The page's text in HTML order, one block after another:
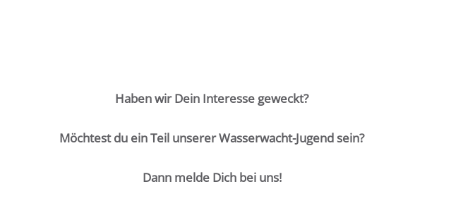
Haben wir Dein Interesse geweckt?
Möchtest du ein Teil unserer Wasserwacht-Jugend sein?
Dann melde Dich bei uns!